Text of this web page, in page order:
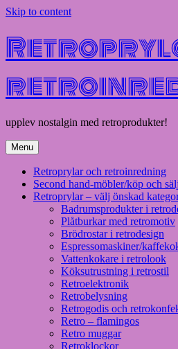
Skip to content
upplev nostalgin med retroprodukter!
Menu
Retroprylar och retroinredning
Second hand-möbler/köp och sälj
Retroprylar – välj önskad
Badrumsprodukter i
Plåtburkar med retromotiv
Brödrostar i retrodesign
Espressomaskiner/
Vattenkokare i retrolook
Köksutrustning i retrostil
Retroelektronik
Retrobelysning
Retrogodis och
Retro – flamingos
Retro muggar
Retroklockor